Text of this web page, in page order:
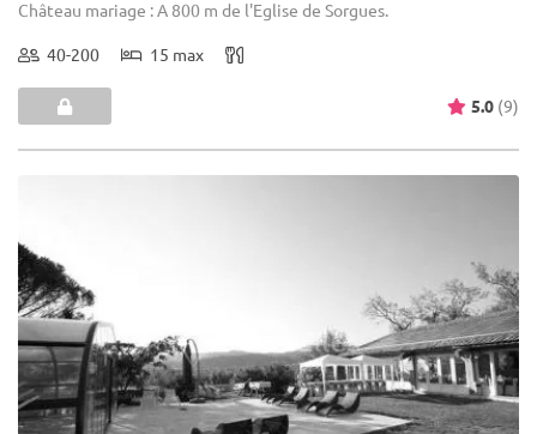
Château mariage : A 800 m de l'Eglise de Sorgues.
40-200 15 max
5.0 (9)